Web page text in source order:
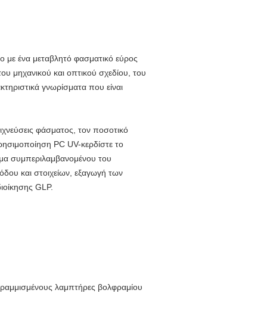
με ένα μεταβλητό φασματικό εύρος
μηχανικού και οπτικού σχεδίου, του
γνωρίσματα που είναι
φάσματος, τον ποσοτικό
PC UV-κερδίστε το
συμπεριλαμβανομένου του
και στοιχείων, εξαγωγή των
GLP.
λαμπτήρες βολφραμίου